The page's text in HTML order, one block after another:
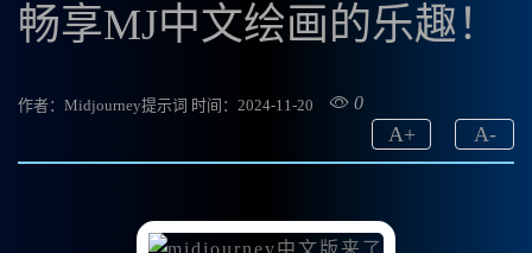
畅享MJ中文绘画的乐趣！
作者：Midjourney提示词 时间：2024-11-20 0
A-
A+